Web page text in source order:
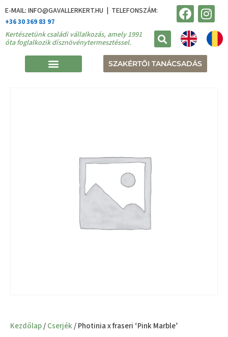
E-MAIL: INFO@GAVALLERKERT.HU | TELEFONSZÁM:
+36 30 369 83 97
Kertészetünk családi vállalkozás, amely 1991
óta foglalkozik dísznövénytermesztéssel.
SZAKÉRTŐI TANÁCSADÁS
Kezdőlap/Cserjék/ Photinia x fraseri ‘Pink Marble’